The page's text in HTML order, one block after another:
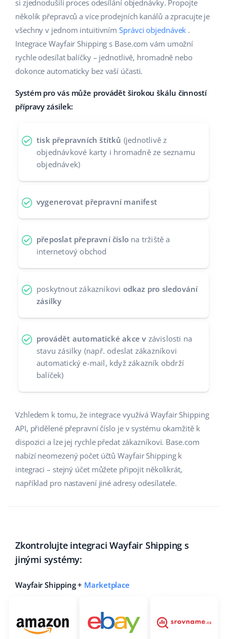
Správa přepravy
Automatizace procesů
Base Connect
AI pro e-commerce
Domov a zahrada
Výrobky pro děti
Elektronika
Automobilové díly
Supermarket
Móda
Podpora
Akademie
Kalendář webinářů a eventů
Služby
Audit účtu
Kalkulačka růstu tržeb a úspor s Base
Partneři
english (US)
english (GB)
english (IN)
deutsch
español (AR)
Italiano
polski
português (BR)
română
si zjednodušili proces odesílání objednávky. Propojte
několik přepravců a více prodejních kanálů a zpracujte je
všechny v jednom intuitivnímSprávci objednávek .
Integrace Wayfair Shipping s Base.com vám umožní
rychle odesílat balíčky – jednotlivě, hromadně nebo
dokonce automaticky bez vaší účasti.
Systém pro vás může provádět širokou škálu činností
přípravy zásilek:
tisk přepravních štítků (jednotlivě z
objednávkové karty i hromadně ze seznamu
objednávek)
vygenerovat přepravní manifest
přeposlat přepravní číslo na tržiště a
internetový obchod
poskytnout zákazníkovi odkaz pro sledování
zásilky
provádět automatické akce v závislosti na
stavu zásilky (např. odeslat zákazníkovi
automatický e-mail, když zákazník obdrží
balíček)
Vzhledem k tomu, že integrace využívá Wayfair Shipping
API, přidělené přepravní číslo je v systému okamžitě k
dispozici a lze jej rychle předat zákazníkovi. Base.com
nabízí neomezený počet účtů Wayfair Shipping k
integraci – stejný účet můžete připojit několikrát,
například pro nastavení jiné adresy odesílatele.
Zkontrolujte integraci Wayfair Shipping s
jinými systémy:
Wayfair Shipping + Marketplace